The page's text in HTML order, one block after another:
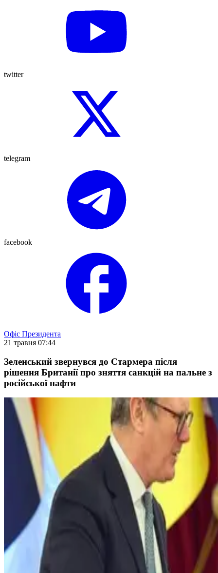
twitter
telegram
facebook
Офіс Президента
21 травня 07:44
Зеленський звернувся до Стармера після
рішення Британії про зняття санкцій на пальне з
російської нафти